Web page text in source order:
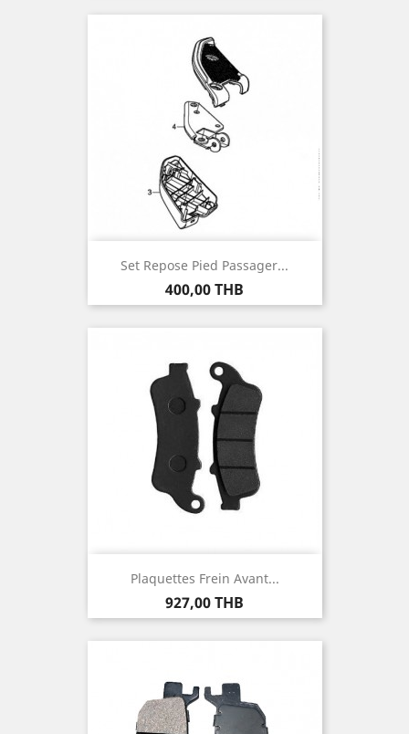
Set Repose Pied Passager...
Prix
400,00 THB
Plaquettes Frein Avant...
Prix
927,00 THB